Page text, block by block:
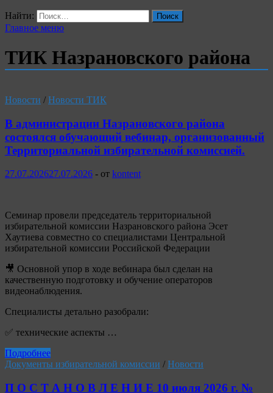
Найти:
Главное меню
ТИК Назрановского района
Новости / Новости ТИК
В администрации Назрановского района
состоялся обучающий вебинар, организованный
Территориальной избирательной комиссией.
27.07.202627.07.2026 - от kontent
Семинар провели председатель территориальной
избирательной комиссии Назрановского района Эсет
Хаутиева совместно со специалистами Центральной
избирательной комиссии Российской Федерации
🎥 Основной упор в ходе вебинара был сделан на
качественную подготовку и обучение операторов
видеонаблюдения.
Специалисты детально разобрали:
✅ технические аспекты …
Подробнее
Документы избирательной комиссии / Новости
П О С Т А Н О В Л Е Н И Е 10 июля 2026 г. №